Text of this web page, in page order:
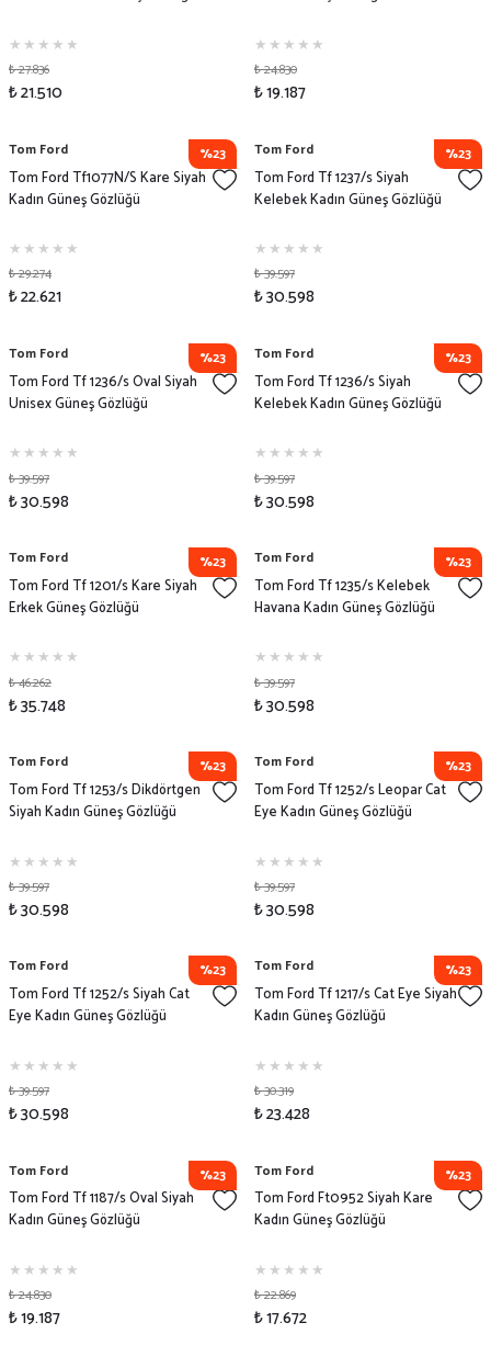
₺ 27.836
₺ 21.510
₺ 24.830
₺ 19.187
%23
Tom Ford
Tom Ford Tf1077N/S Kare Siyah
Kadın Güneş Gözlüğü
₺ 29.274
₺ 22.621
%23
Tom Ford
Tom Ford Tf 1237/s Siyah
Kelebek Kadın Güneş Gözlüğü
₺ 39.597
₺ 30.598
%23
Tom Ford
Tom Ford Tf 1236/s Oval Siyah
Unisex Güneş Gözlüğü
₺ 39.597
₺ 30.598
%23
Tom Ford
Tom Ford Tf 1236/s Siyah
Kelebek Kadın Güneş Gözlüğü
₺ 39.597
₺ 30.598
%23
Tom Ford
Tom Ford Tf 1201/s Kare Siyah
Erkek Güneş Gözlüğü
₺ 46.262
₺ 35.748
%23
Tom Ford
Tom Ford Tf 1235/s Kelebek
Havana Kadın Güneş Gözlüğü
₺ 39.597
₺ 30.598
%23
Tom Ford
Tom Ford Tf 1253/s Dikdörtgen
Siyah Kadın Güneş Gözlüğü
₺ 39.597
₺ 30.598
%23
Tom Ford
Tom Ford Tf 1252/s Leopar Cat
Eye Kadın Güneş Gözlüğü
₺ 39.597
₺ 30.598
%23
Tom Ford
Tom Ford Tf 1252/s Siyah Cat
Eye Kadın Güneş Gözlüğü
₺ 39.597
₺ 30.598
%23
Tom Ford
Tom Ford Tf 1217/s Cat Eye Siyah
Kadın Güneş Gözlüğü
₺ 30.319
₺ 23.428
%23
Tom Ford
Tom Ford Tf 1187/s Oval Siyah
Kadın Güneş Gözlüğü
₺ 24.830
₺ 19.187
%23
Tom Ford
Tom Ford Ft0952 Siyah Kare
Kadın Güneş Gözlüğü
₺ 22.869
₺ 17.672